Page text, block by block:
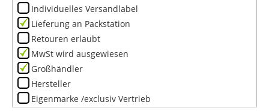
Individuelles Versandlabel
Lieferung an Packstation
Retouren erlaubt
MwSt wird ausgewiesen
Großhändler
Hersteller
Eigenmarke /exclusiv Vertrieb